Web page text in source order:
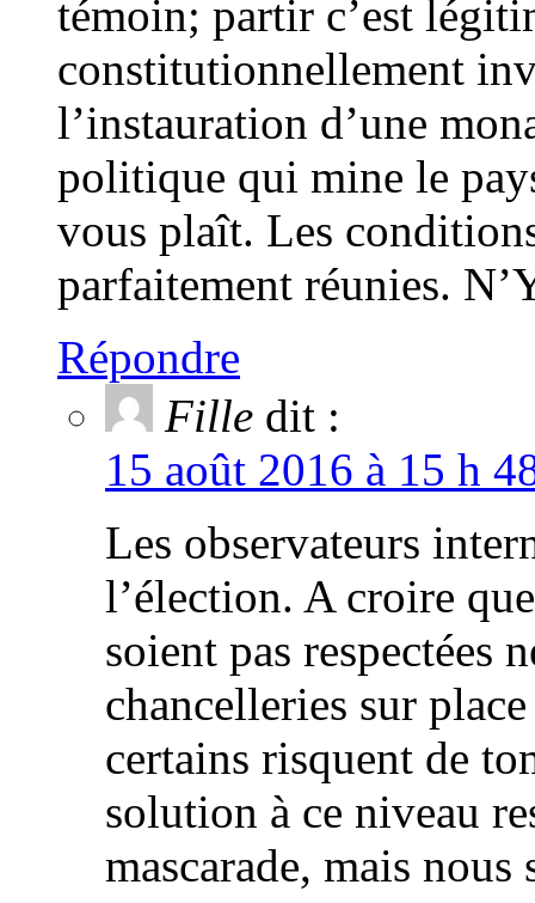
témoin; partir c’est
constitutionnellement
l’instauration d’une
politique qui mine le
vous plaît. Les
parfaitement réunies.
Répondre
Fille dit :
15 août 2016 à 15 h
Les observateurs
l’élection. A croire
soient pas respectées
chancelleries sur
certains risquent de
solution à ce niveau
mascarade, mais